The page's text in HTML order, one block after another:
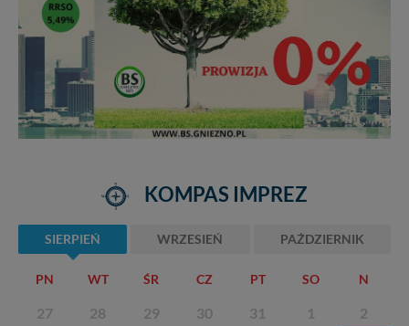
KOMPAS IMPREZ
SIERPIEŃ WRZESIEŃ PAŹDZIERNIK
PN WT ŚR CZ PT SO N
27 28 29 30 31 1
2